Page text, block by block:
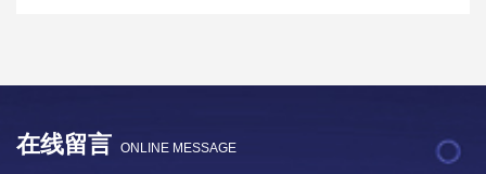
在线留言 ONLINE MESSAGE